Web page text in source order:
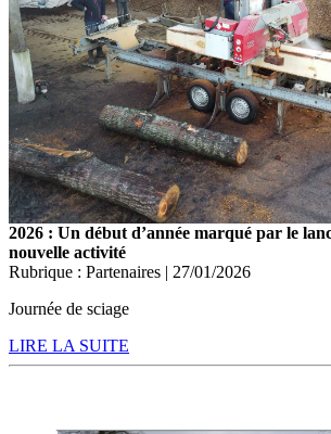
2026 : Un début d’année marqué par le
nouvelle activité
Rubrique : Partenaires | 27/01/2026
Journée de sciage
LIRE LA SUITE